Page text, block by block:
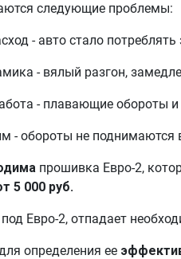
следующие проблемы:
- авто стало
- вялый разгон,
- плавающие обороты и
- обороты не поднимаются
прошивка Евро-2,
5 000 руб.
Евро-2, отпадает
определения ее